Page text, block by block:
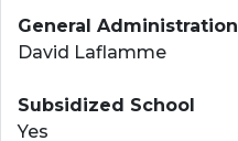
General Administration
David Laflamme
Subsidized School
Yes